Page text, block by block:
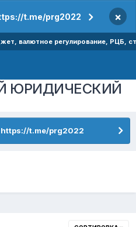
t.me/prg2022 ×
валютное регулирование, РЦБ,
ЮРИДИЧЕСКИЙ
https://t.me/prg2022